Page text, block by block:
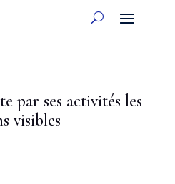
par ses activités les
visibles